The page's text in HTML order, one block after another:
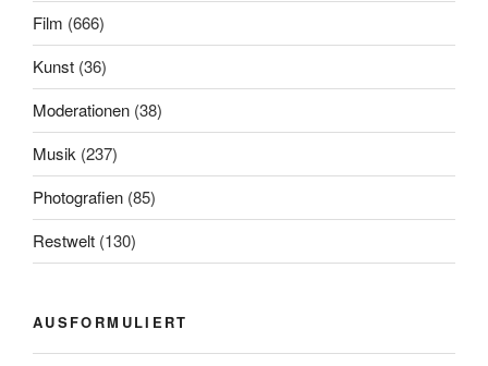
Film (666)
Kunst (36)
Moderationen (38)
Musik (237)
Photografien (85)
Restwelt (130)
AUSFORMULIERT